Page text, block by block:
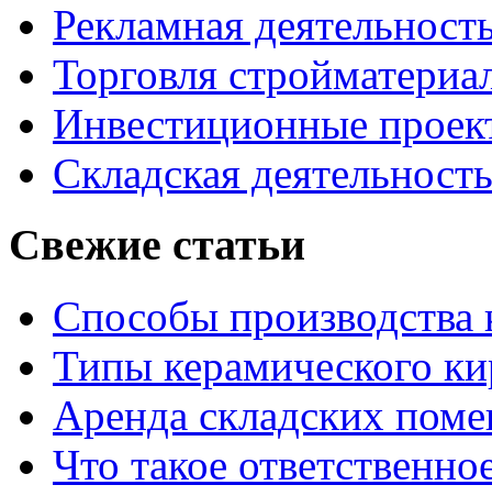
Рекламная
Торговля
Инвестиционные
Складская деятельность
Свежие статьи
Способы производства
Типы керамического
Аренда складских
Что такое